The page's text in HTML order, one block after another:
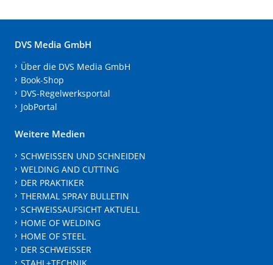
DVS Media GmbH
Über die DVS Media GmbH
Book-Shop
DVS-Regelwerksportal
JobPortal
Weitere Medien
SCHWEISSEN UND SCHNEIDEN
WELDING AND CUTTING
DER PRAKTIKER
THERMAL SPRAY BULLETIN
SCHWEISSAUFSICHT AKTUELL
HOME OF WELDING
HOME OF STEEL
DER SCHWEISSER